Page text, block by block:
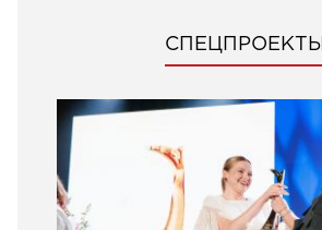
СПЕЦПРОЕКТЫ